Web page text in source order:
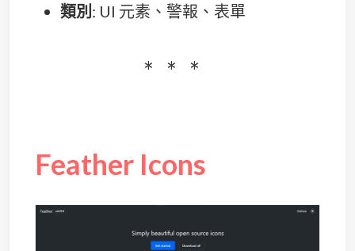
類別 : UI 元素、警報、表單
Feather Icons